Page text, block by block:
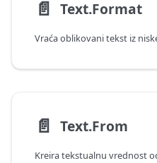
📄️ Text.Format
📄️ Text.From
Kreira tekstualnu vrednost